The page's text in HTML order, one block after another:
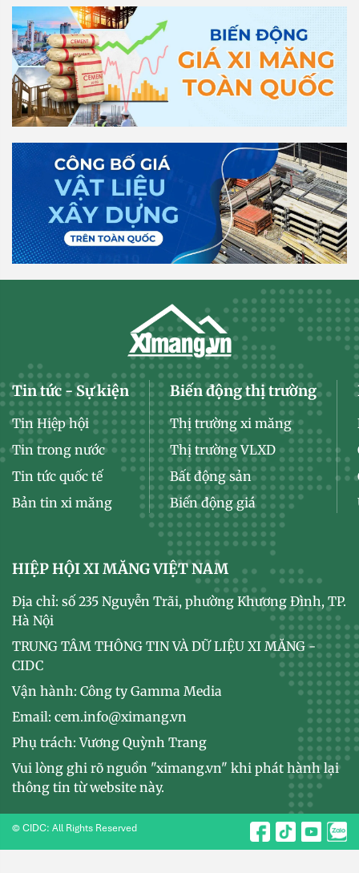
Tin tức - Sự kiện
Tin Hiệp hội
Tin trong nước
Tin tức quốc tế
Bản tin xi măng
Biến động thị trường
Thị trường xi măng
Thị trường VLXD
Bất động sản
Biến động giá
HIỆP HỘI XI MĂNG VIỆT NAM
Địa chỉ: số 235 Nguyễn Trãi, phường Khương Đình, TP.
Hà Nội
TRUNG TÂM THÔNG TIN VÀ DỮ LIỆU XI MĂNG -
CIDC
Vận hành: Công ty Gamma Media
Email: cem.info@ximang.vn
Phụ trách: Vương Quỳnh Trang
Vui lòng ghi rõ nguồn "ximang.vn" khi phát hành lại
thông tin từ website này.
© CIDC: All Rights Reserved